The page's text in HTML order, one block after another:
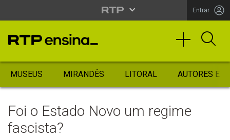
Entrar
MUSEUS MIRANDÊS LITORAL AUTORES
Foi o Estado Novo um regime
fascista?